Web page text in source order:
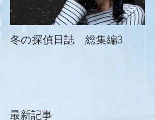
冬の探偵日誌 総集編3
最新記事